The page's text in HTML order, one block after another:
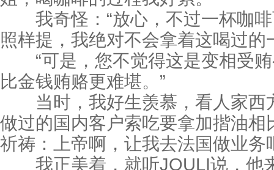
我奇怪：“放心，不过一杯咖啡
照样提，我绝对不会拿着这喝过的
“可是，您不觉得这是变相受贿
比金钱贿赂更难堪。”
当时，我好生羡慕，看人家西
做过的国内客户索吃要拿加揩油
祈祷：上帝啊，让我去法国做业务
我正美着，就听JOULI说，他